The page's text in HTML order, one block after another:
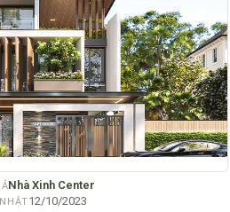
i
o
n
Nhà Xinh Center
12/10/2023